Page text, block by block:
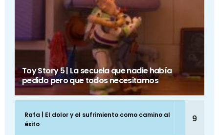
Toy Story 5 | La secuela que nadie había
pedido pero que todos necesitamos
Rafa | El dolor y el sufrimiento como camino al
éxito
9